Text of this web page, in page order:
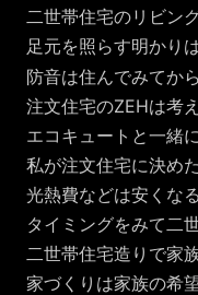
二世帯住宅のリビン
足元を照らす明かり
防音は住んでみてか
注文住宅のZEHは考
エコキュートと一緒
私が注文住宅に決め
光熱費などは安くなる
タイミングをみて二
二世帯住宅造りで家
家づくりは家族の希